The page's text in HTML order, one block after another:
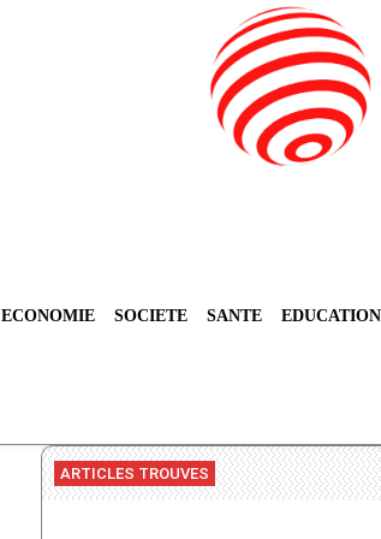
ECONOMIE SOCIETE SANTE EDUCATION
ARTICLES TROUVES